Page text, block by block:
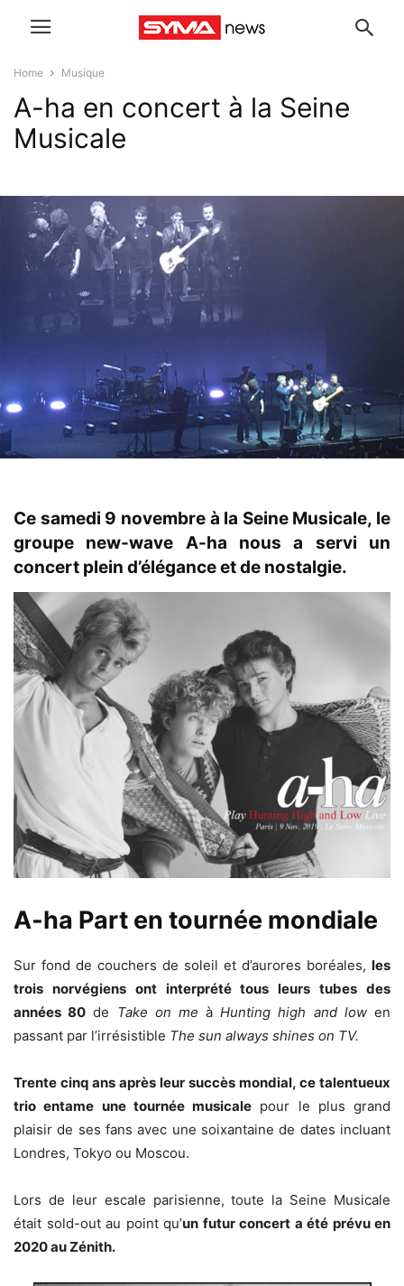
Home Musique
A-ha en concert à la Seine
Musicale
Ce samedi 9 novembre à la Seine Musicale, le
groupe new-wave A-ha nous a servi un
concert plein d’élégance et de nostalgie.
A-ha Part en tournée mondiale
Sur fond de couchers de soleil et d’aurores boréales, les
trois norvégiens ont interprété tous leurs tubes des
années 80 de Take on me àHunting high and lowen
passant par l’irrésistible The sun always shines on TV.
Trente cinq ans après leur succès mondial, ce talentueux
trio entame une tournée musicale pour le plus grand
plaisir de ses fans avec une soixantaine de dates incluant
Londres, Tokyo ou Moscou.
Lors de leur escale parisienne, toute la Seine Musicale
était sold-out au point qu’un futur concert a été prévu en
2020 au Zénith.